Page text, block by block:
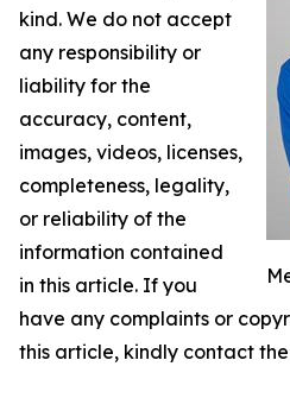
kind. We do not accept
any responsibility or
liability for the
accuracy, content,
images, videos, licenses,
completeness, legality,
or reliability of the
information contained
in this article. If you
have any complaints or
this article, kindly contact